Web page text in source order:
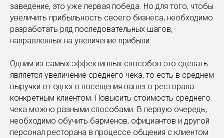
заведение, это уже первая победа. Но для того, чтобы
увеличить прибыльность своего бизнеса, необходимо
разработать ряд последовательных шагов,
направленных на увеличение прибыли.
Одним из самых эффективных способов это сделать
является увеличение среднего чека, то есть в среднем
выручки от одного посещения вашего ресторана
конкретным клиентом. Повысить стоимость среднего
чека можно разными способами. В первую очередь,
необходимо обучить барменов, официантов и другой
персонал ресторана в процессе общения с клиентом